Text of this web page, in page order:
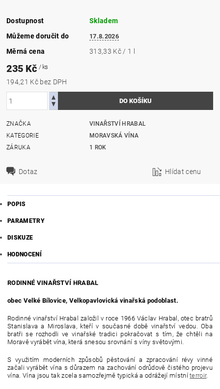
Dostupnost
Skladem
Můžeme doručit do
17.8.2026
Měrná cena 313,33 Kč / 1 l
235 Kč / ks
194,21 Kč bez DPH
ZNAČKA
VINAŘSTVÍ HRABAL
KATEGORIE
MORAVSKÁ VÍNA
ZÁRUKA
1 ROK
Dotaz Hlídat cenu
POPIS
PARAMETRY
DISKUZE
HODNOCENÍ
RODINNÉ VINAŘSTVÍ HRABAL
obec Velké Bílovice, Velkopavlovická vinařská podoblast.
Rodinné vinařství Hrabal založil v roce 1966 Václav Hrabal, otec bratrů
Stanislava a Miroslava, kteří v současné době vinařství vedou. Oba
bratři se rozhodli ve vinařské tradici pokračovat s tím, že chtěli na
Moravě vyrábět vína, která snesou srovnání s víny světovými.
S využitím moderních způsobů pěstování a zpracování révy vinné
začali vyrábět vína s důrazem na zachování odrůdově čistého projevu
vína. Vína jsou tak zcela samozřejmě typická a odrážejí místníterroir.